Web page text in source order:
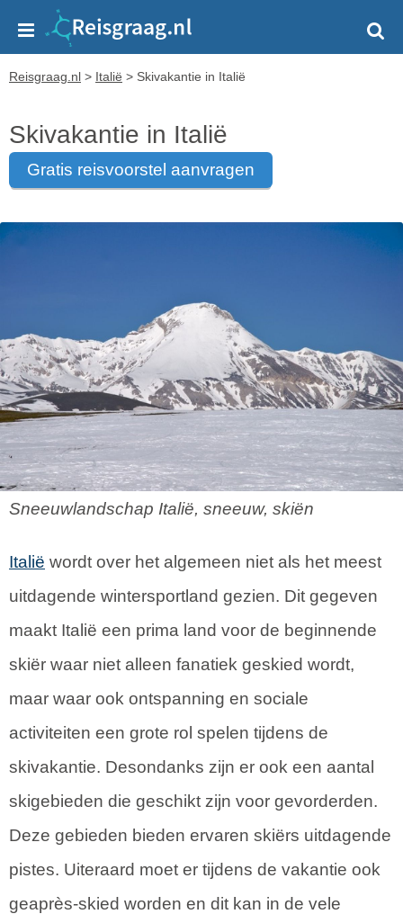
Reisgraag.nl > Italië > Skivakantie in Italië
Skivakantie in Italië
gratis reisvoorstel aanvragen
Sneeuwlandschap Italië, sneeuw, skiën
Italië wordt over het algemeen niet als het meest
uitdagende wintersportland gezien. Dit gegeven
maakt Italië een prima land voor de beginnende
skiër waar niet alleen fanatiek geskied wordt,
maar waar ook ontspanning en sociale
activiteiten een grote rol spelen tijdens de
skivakantie. Desondanks zijn er ook een aantal
skigebieden die geschikt zijn voor gevorderden.
Deze gebieden bieden ervaren skiërs uitdagende
pistes. Uiteraard moet er tijdens de vakantie ook
geaprès-skied worden en dit kan in de vele